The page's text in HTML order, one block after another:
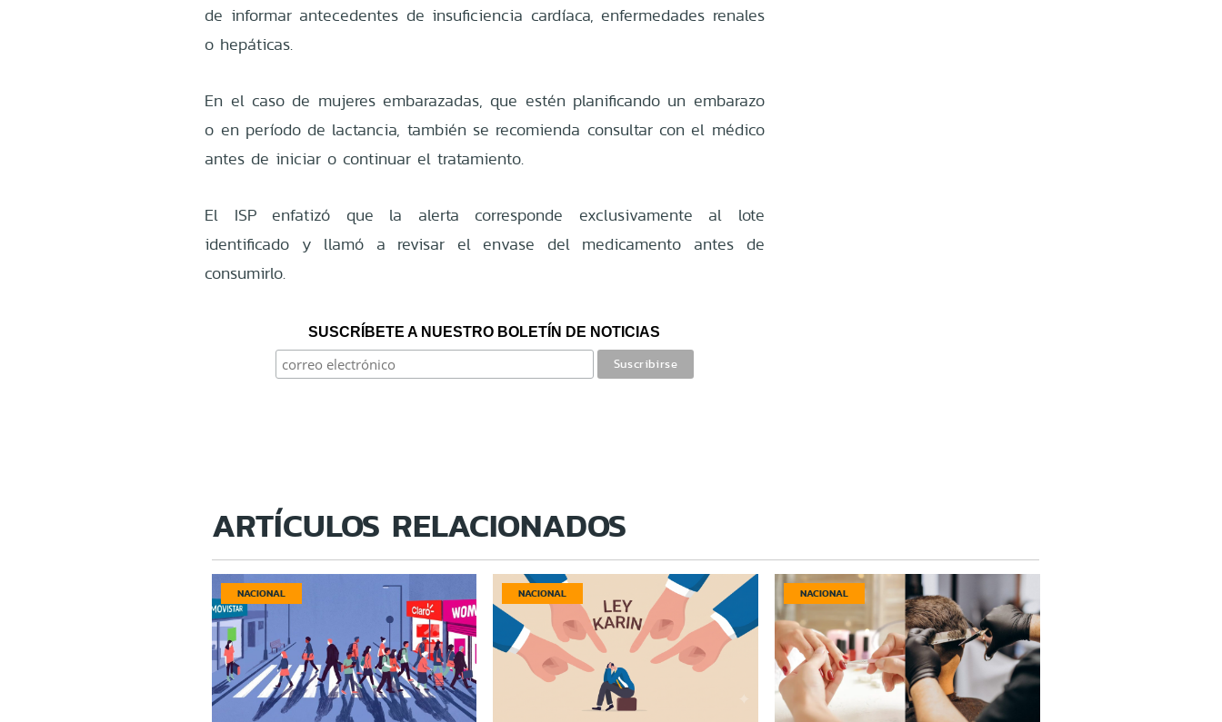
de informar antecedentes de insuficiencia cardíaca, enfermedades renales
o hepáticas.
En el caso de mujeres embarazadas, que estén planificando un embarazo
o en período de lactancia, también se recomienda consultar con el médico
antes de iniciar o continuar el tratamiento.
El ISP enfatizó que la alerta corresponde exclusivamente al lote
identificado y llamó a revisar el envase del medicamento antes de
consumirlo.
SUSCRÍBETE A NUESTRO BOLETÍN DE NOTICIAS
ARTÍCULOS RELACIONADOS
NACIONAL NACIONAL NACIONAL